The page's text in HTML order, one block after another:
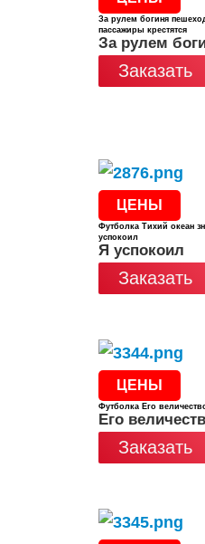
За рулем богиня
пассажиры крестятся
За рулем
Заказать
ЦЕНЫ
Футболка Тихий океан
успокоил
Я успокоил
Заказать
ЦЕНЫ
Футболка Его
Его
Заказать